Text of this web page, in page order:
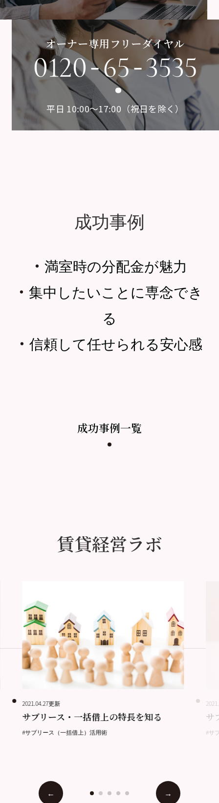
オーナー専用フリーダイヤル
0120-65-3535
平日 10:00〜17:00（祝日を除く）
成功事例
・ 満室時の分配金が魅力
・ 集中したいことに専念でき
る
・ 信頼して任せられる安心感
成功事例一覧
賃貸経営ラボ
2021.04.27更新
サブリース・一括借上の特長を知る
#サブリース（一括借上）活用術
サ
#サ